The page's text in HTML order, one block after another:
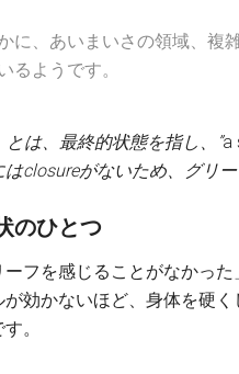
に、あいまいさの領域、複
るようです。
は、最終的状態を指し、”a
closureがないため、グリ
のひとつ
フを感じることがなかっ
効かないほど、身体を硬
。